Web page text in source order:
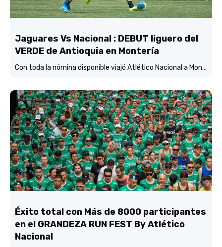
Jaguares Vs Nacional : DEBUT liguero del
VERDE de Antioquia en Montería
Con toda la nómina disponible viajó Atlético Nacional a Montería y está concentrado y listo para enfrentar mañana (3:45 p.m.) a Jaguares de Córdoba en el estadio Jaraguay.
Éxito total con Más de 8000 participantes
en el GRANDEZA RUN FEST By Atlético
Nacional